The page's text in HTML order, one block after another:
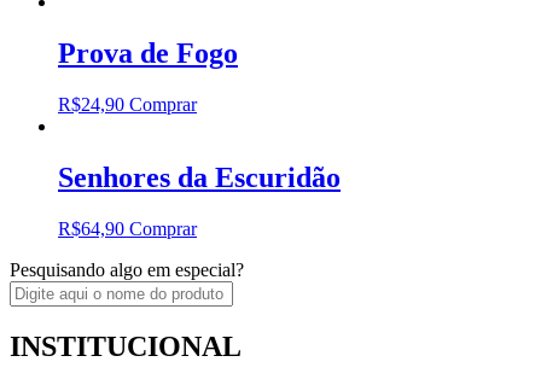
Prova de Fogo
R$24,90 Comprar
Senhores da Escuridão
R$64,90 Comprar
Pesquisando algo em especial?
INSTITUCIONAL